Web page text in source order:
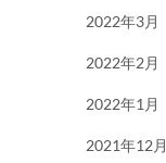
2022年3月
2022年2月
2022年1月
2021年12月